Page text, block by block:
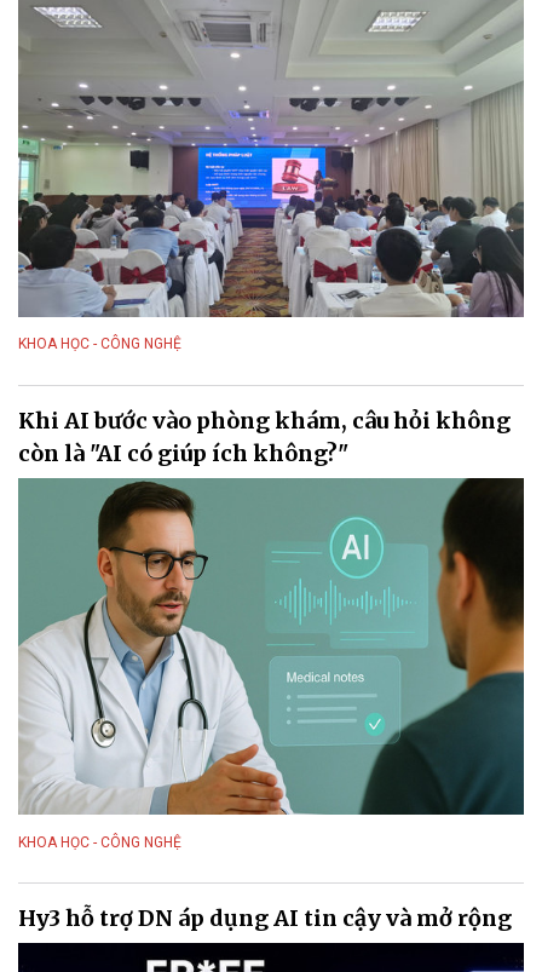
KHOA HỌC - CÔNG NGHỆ
Khi AI bước vào phòng khám, câu hỏi không
còn là "AI có giúp ích không?"
KHOA HỌC - CÔNG NGHỆ
Hy3 hỗ trợ DN áp dụng AI tin cậy và mở rộng